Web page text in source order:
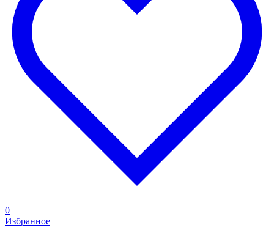
0
Избранное